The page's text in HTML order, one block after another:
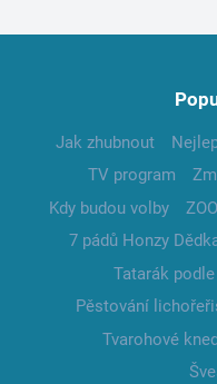
Jak zhubnout
TV program
Kdy budou volby
7 pádů Honzy
Tatarák
Pěstování
Tvarohové